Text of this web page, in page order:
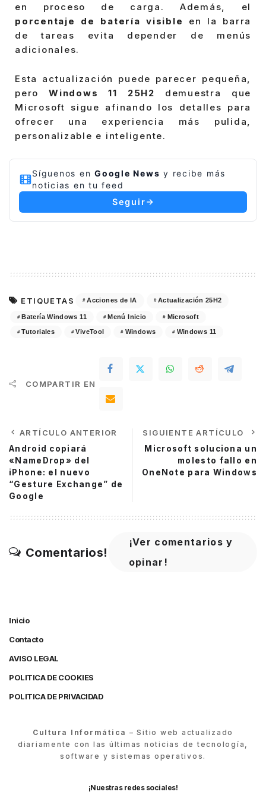
en proceso de carga. Además, el
porcentaje de batería visible
en la barra
de tareas evita depender de menús
adicionales.
Esta actualización puede parecer pequeña,
peroWindows 11 25H2 demuestra que
Microsoft sigue afinando los detalles para
ofrecer una experiencia más pulida,
personalizable e inteligente.
Síguenos en Google News y recibe más
noticias en tu feed
Seguir
ETIQUETAS Acciones de IA Actualización 25H2
Batería Windows 11 Menú Inicio Microsoft
Tutoriales ViveTool Windows Windows 11
COMPARTIR EN
ARTÍCULO ANTERIOR
Android copiará
«NameDrop» del
iPhone: el nuevo
“Gesture Exchange” de
Google
SIGUIENTE ARTÍCULO
Microsoft soluciona un
molesto fallo en
OneNote para Windows
Comentarios!
¡Ver comentarios y
opinar!
Inicio
Contacto
AVISO LEGAL
POLITICA DE COOKIES
POLITICA DE PRIVACIDAD
Cultura Informática – Sitio web actualizado
diariamente con las últimas noticias de tecnología,
software y sistemas operativos.
¡Nuestras redes sociales!